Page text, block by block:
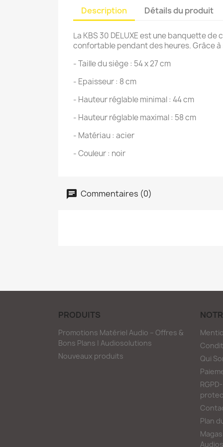
Description Détails du produit
La KBS 30 DELUXE est une banquette
confortable pendant des heures. Grâce
- Taille du siège : 54 x 27 cm
- Epaisseur : 8 cm
- Hauteur réglable minimal : 44 cm
- Hauteur réglable maximal : 58 cm
- Matériau : acier
- Couleur : noir
Commentaires (0)
PRODUITS
Promotions Matériel Audio – Offres &
Bons Plans | Audiosolutions
Nouveaux produits
Qui
Plan